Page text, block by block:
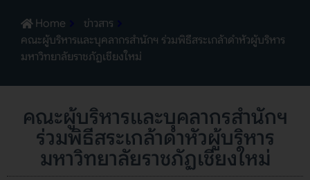
Home
ข่าวสาร
คณะผู้บริหารและบุคลากรสำนักฯ ร่วมพิธีสระเกล้าดำหัวผู้บริหาร
มหาวิทยาลัยราชภัฏเชียงใหม่
คณะผู้บริหารและบุคลากรสำนักฯ
ร่วมพิธีสระเกล้าดำหัวผู้บริหาร
มหาวิทยาลัยราชภัฏเชียงใหม่